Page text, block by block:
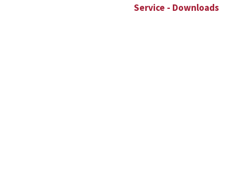
Service - Downloads